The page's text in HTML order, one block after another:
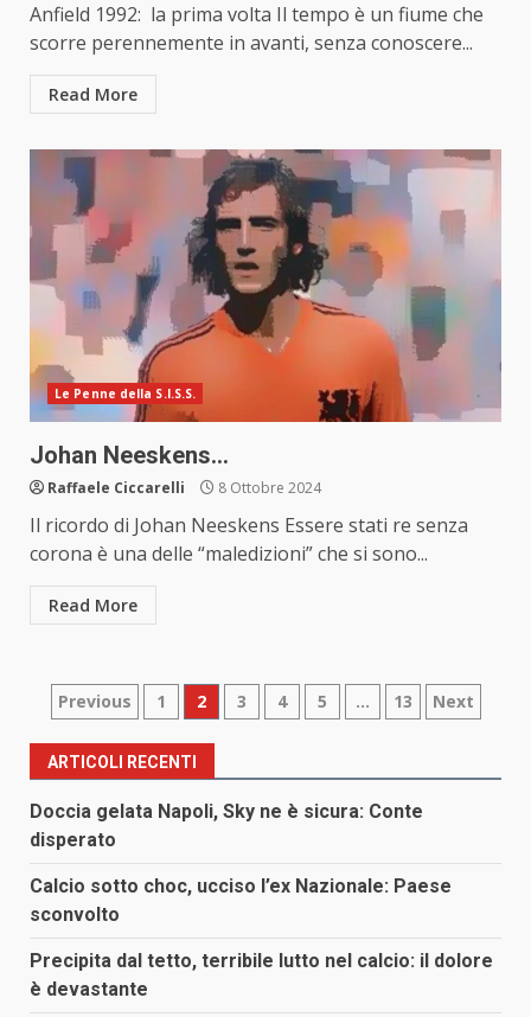
Anfield 1992: la prima volta Il tempo è un fiume che
scorre perennemente in avanti, senza conoscere...
Read More
Le Penne della S.I.S.S.
Johan Neeskens…
Raffaele Ciccarelli 8 Ottobre 2024
Il ricordo di Johan Neeskens Essere stati re senza
corona è una delle “maledizioni” che si sono...
Read More
Paginazione
degli
articoli
Previous 1 2 3 4 5 … 13 Next
ARTICOLI RECENTI
Doccia gelata Napoli, Sky ne è sicura: Conte
disperato
Calcio sotto choc, ucciso l’ex Nazionale: Paese
sconvolto
Precipita dal tetto, terribile lutto nel calcio: il dolore
è devastante